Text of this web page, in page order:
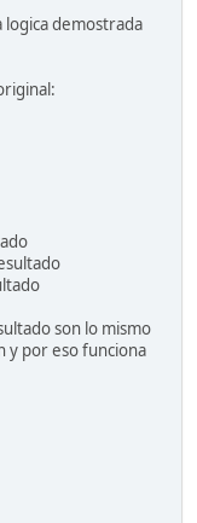
logica demostrada
son lo mismo
y por eso funciona